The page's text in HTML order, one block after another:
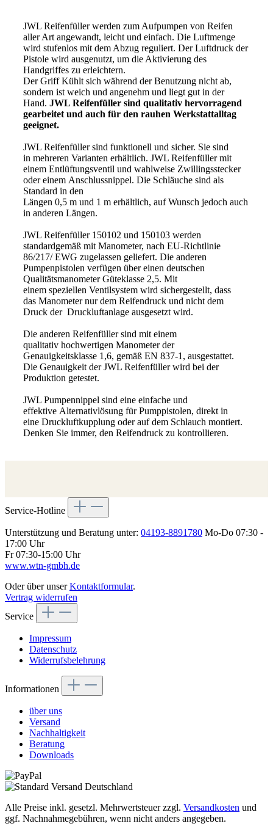
JWL Reifenfüller werden zum Aufpumpen von Reifen
aller Art angewandt, leicht und einfach. Die Luftmenge
wird stufenlos mit dem Abzug reguliert. Der Luftdruck der
Pistole wird ausgenutzt, um die Aktivierung des
Handgriffes zu erleichtern.
Der Griff Kühlt sich während der Benutzung nicht ab,
sondern ist weich und angenehm und liegt gut in der
Hand. JWL Reifenfüller sind qualitativ hervorragend
gearbeitet und auch für den rauhen Werkstattalltag
geeignet.
JWL Reifenfüller sind funktionell und sicher. Sie sind
in mehreren Varianten erhältlich. JWL Reifenfüller mit
einem Entlüftungsventil und wahlweise Zwillingsstecker
oder einem Anschlussnippel. Die Schläuche sind als
Standard in den
Längen 0,5 m und 1 m erhältlich, auf Wunsch jedoch auch
in anderen Längen.
JWL Reifenfüller 150102 und 150103 werden
standardgemäß mit Manometer, nach EU-Richtlinie
86/217/ EWG zugelassen geliefert. Die anderen
Pumpenpistolen verfügen über einen deutschen
Qualitätsmanometer Güteklasse 2,5. Mit
einem speziellen Ventilsystem wird sichergestellt, dass
das Manometer nur dem Reifendruck und nicht dem
Druck der Druckluftanlage ausgesetzt wird.
Die anderen Reifenfüller sind mit einem
qualitativ hochwertigen Manometer der
Genauigkeitsklasse 1,6, gemäß EN 837-1, ausgestattet.
Die Genauigkeit der JWL Reifenfüller wird bei der
Produktion getestet.
JWL Pumpennippel sind eine einfache und
effektive Alternativlösung für Pumppistolen, direkt in
eine Druckluftkupplung oder auf dem Schlauch montiert.
Denken Sie immer, den Reifendruck zu kontrollieren.
Service-Hotline
Unterstützung und Beratung unter: 04193-8891780 Mo-Do 07:30 -
17:00 Uhr
Fr 07:30-15:00 Uhr
www.wtn-gmbh.de
Oder über unserKontaktformular.
Vertrag widerrufen
Service
Impressum
Datenschutz
Widerrufsbelehrung
Informationen
über uns
Versand
Nachhaltigkeit
Beratung
Downloads
Alle Preise inkl. gesetzl. Mehrwertsteuer zzgl. Versandkosten und
ggf. Nachnahmegebühren, wenn nicht anders angegeben.